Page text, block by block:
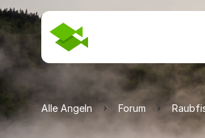
Alle Angeln Forum